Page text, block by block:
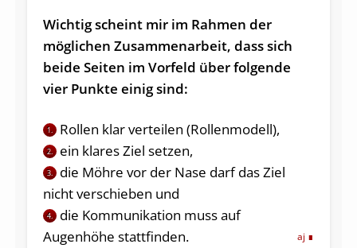
Wichtig scheint mir im Rahmen der
möglichen Zu­sam­men­ar­beit, dass sich
beide Seiten im Vorfeld über folgende
vier Punkte einig sind:
1. Rollen klar verteilen (Rollenmodell),
2. ein klaresZiel setzen,
3.
die Möhre vor der Nase darf das Ziel
nicht verschieben und
4. die Kommunikation muss auf
Augenhöhe stattfinden.
aj